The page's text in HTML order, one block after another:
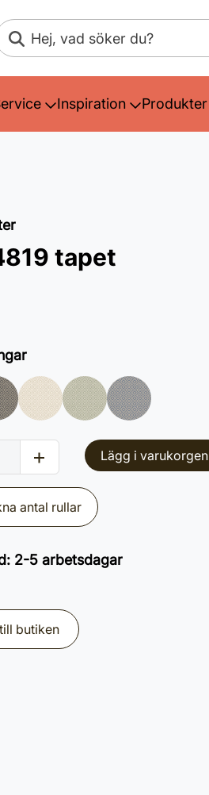
Sök
Inspiration Produkter
tapet
Lägg i varukorgen
antal rullar
: 2-5 arbetsdagar
butiken